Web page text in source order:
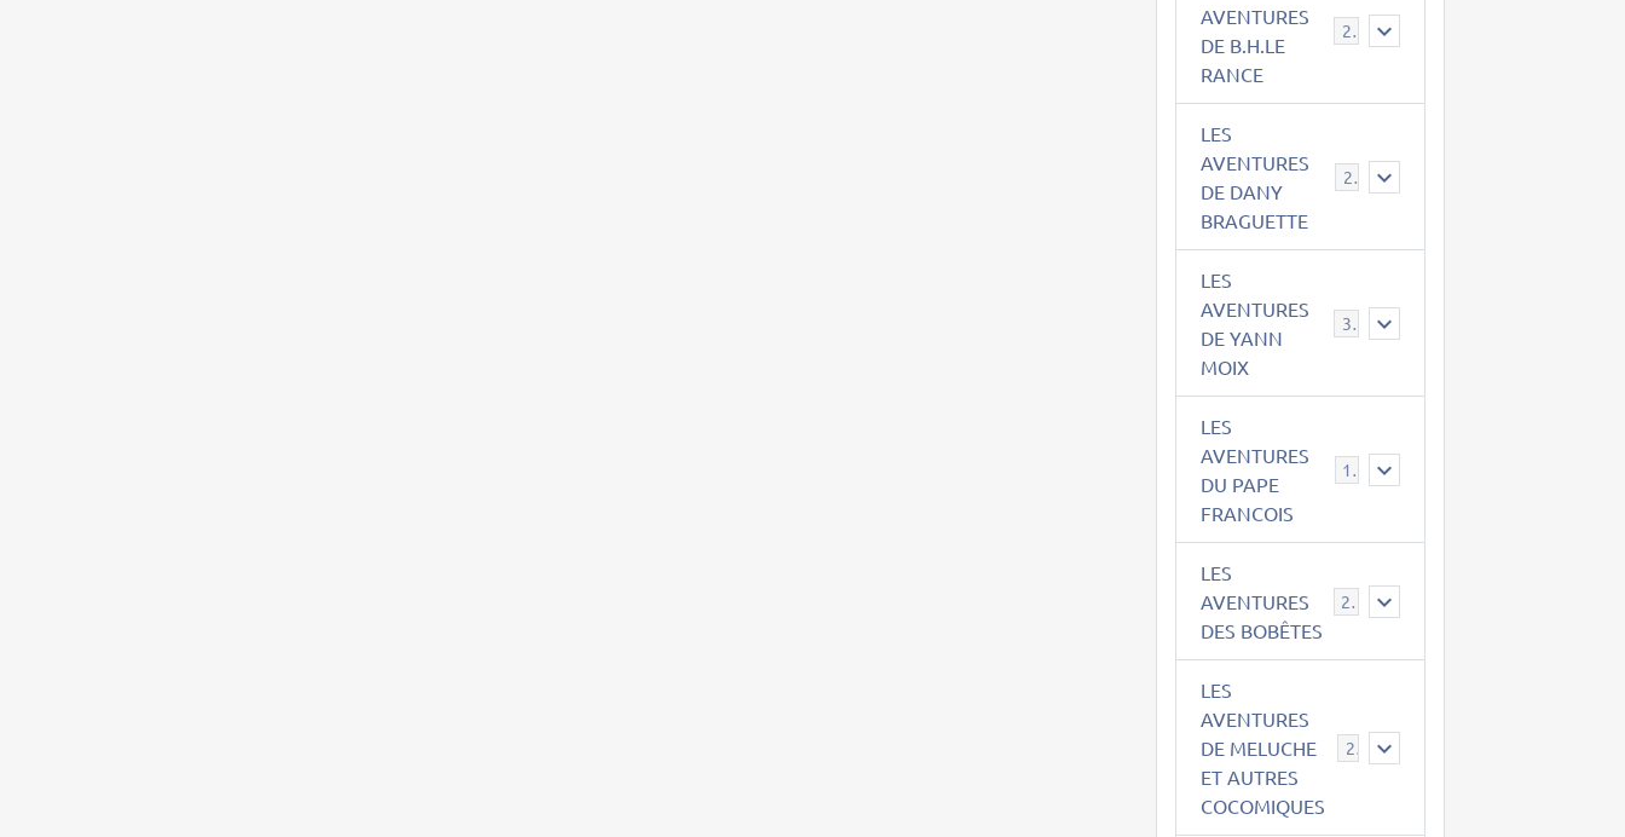
AVENTURES
DE B.H.LE
RANCE
21
LES
AVENTURES
DE DANY
BRAGUETTE
29
LES
AVENTURES
DE YANN
MOIX
39
LES
AVENTURES
DU PAPE
FRANCOIS
15
LES
AVENTURES
DES BOBÊTES
23
LES
AVENTURES
DE MELUCHE
ET AUTRES
COCOMIQUES
22